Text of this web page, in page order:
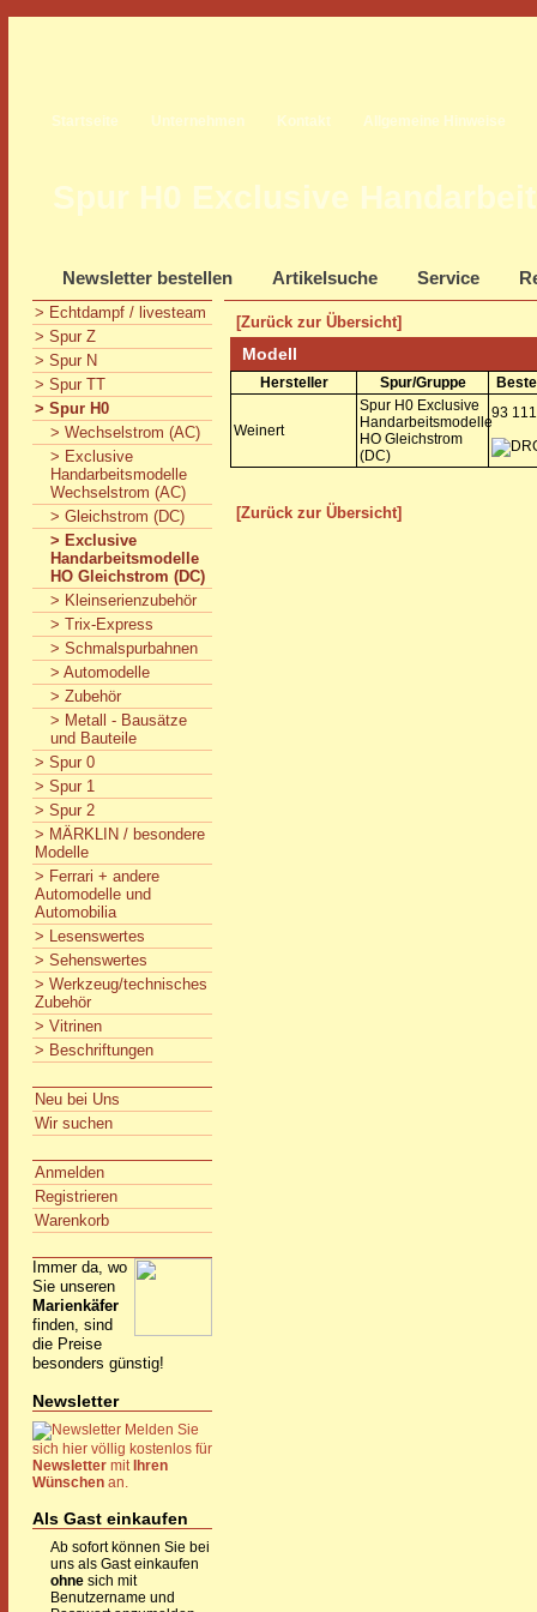
Startseite Unternehmen Kontakt Allgemeine Hinweise
Spur H0 Exclusive
Newsletter bestellen Artikelsuche Service
> Echtdampf / livesteam
> Spur Z
> Spur N
> Spur TT
> Spur H0
> Wechselstrom (AC)
> Exclusive
Handarbeitsmodelle
Wechselstrom (AC)
> Gleichstrom (DC)
> Exclusive
Handarbeitsmodelle
HO Gleichstrom (DC)
> Kleinserienzubehör
> Trix-Express
> Schmalspurbahnen
> Automodelle
> Zubehör
> Metall - Bausätze
und Bauteile
> Spur 0
> Spur 1
> Spur 2
> MÄRKLIN / besondere
Modelle
> Ferrari + andere
Automodelle und
Automobilia
> Lesenswertes
> Sehenswertes
> Werkzeug/technisches
Zubehör
> Vitrinen
> Beschriftungen
Neu bei Uns
Wir suchen
Anmelden
Registrieren
Warenkorb
Immer da, wo
Sie unseren
Marienkäfer
finden, sind
die Preise
besonders günstig!
Newsletter
Melden Sie
sich hier völlig kostenlos für
Newsletter mit Ihren
Wünschen an.
Als Gast einkaufen
Ab sofort können Sie bei
uns als Gast einkaufen
ohne sich mit
Benutzername und
[Zurück zur Übersicht]
Modell
Hersteller Spur/Gruppe
Weinert
Spur H0 Exclusive
Handarbeitsmodelle
HO Gleichstrom
(DC)
93
[Zurück zur Übersicht]